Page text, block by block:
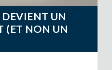
UN
(ET NON UN